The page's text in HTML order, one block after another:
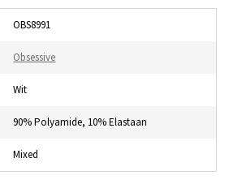
OBS8991
Obsessive
Wit
90% Polyamide, 10% Elastaan
Mixed